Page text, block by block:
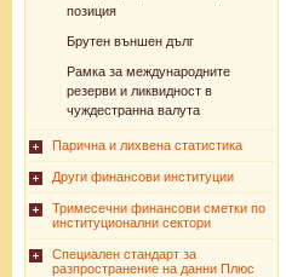
позиция
Брутен външен дълг
Рамка за международните
резерви и ликвидност в
чуждестранна валута
Парична и лихвена статистика
Други финансови институции
Тримесечни финансови сметки по
институционални сектори
Специален стандарт за
разпространение на данни Плюс